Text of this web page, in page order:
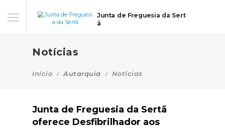
Junta de Freguesia da Sert
ã
Notícias
Início Autarquia Notícias
Junta de Freguesia da Sertã
oferece Desfibrilhador aos